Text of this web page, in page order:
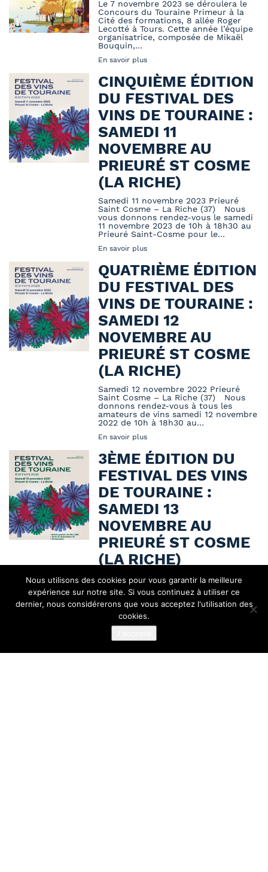
Le 7 novembre 2023 se déroulera le
Concours du Touraine Primeur à la
Cité des formations, 8 allée Roger
Lecotté à Tours. Cette année l’équipe
organisatrice, composée de Mikaël
Bouquin,…
En savoir plus
CINQUIÈME ÉDITION
DU FESTIVAL DES
VINS DE TOURAINE :
SAMEDI 11
NOVEMBRE AU
PRIEURÉ ST COSME
(LA RICHE)
Samedi 11 novembre 2023 Prieuré
Saint Cosme – La Riche (37) Nous
vous donnons rendez-vous le samedi
11 novembre 2023 de 10h à 18h30 au
Prieuré Saint-Cosme pour le…
En savoir plus
QUATRIÈME ÉDITION
DU FESTIVAL DES
VINS DE TOURAINE :
SAMEDI 12
NOVEMBRE AU
PRIEURÉ ST COSME
(LA RICHE)
Samedi 12 novembre 2022 Prieuré
Saint Cosme – La Riche (37) Nous
donnons rendez-vous à tous les
amateurs de vins samedi 12 novembre
2022 de 10h à 18h30 au…
En savoir plus
3ÈME ÉDITION DU
FESTIVAL DES VINS
DE TOURAINE :
SAMEDI 13
NOVEMBRE AU
PRIEURÉ ST COSME
(LA RICHE)
Samedi 13 novembre 2021 Prieuré
Saint Cosme – La Riche (37) Noyers-
sur-Cher, 15 octobre 2021 – Les
amateurs de vins ont rendez-vous
samedi 13 novembre 2021 de 10h à
20h…
L’ABUS D’ALCOOL EST DANGEREUX POUR LA SANTÉ. À
Nous utilisons des cookies pour vous garantir la meilleure
expérience sur notre site. Si vous continuez à utiliser ce
dernier, nous considérerons que vous acceptez l'utilisation des
cookies.